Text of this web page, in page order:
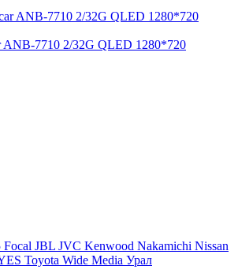
ANB-7710 2/32G QLED 1280*720
Focal JBL JVC Kenwood Nakamichi Nissan
Toyota Wide Media Урал